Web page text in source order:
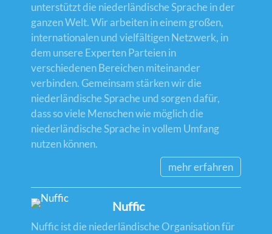
unterstützt die niederländische Sprache in der
ganzen Welt. Wir arbeiten in einem großen,
internationalen und vielfältigen Netzwerk, in
dem unsere Experten Parteien in
verschiedenen Bereichen miteinander
verbinden. Gemeinsam stärken wir die
niederländische Sprache und sorgen dafür,
dass so viele Menschen wie möglich die
niederländische Sprache in vollem Umfang
nutzen können.
mehr erfahren
Nuffic
Nuffic ist die niederländische Organisation für